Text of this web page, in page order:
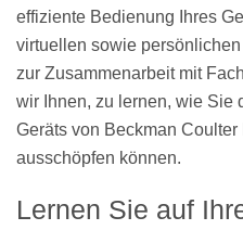
effiziente Bedienung Ihres
virtuellen sowie
zur Zusammenarbeit mit
wir Ihnen, zu lernen, wie Sie
Geräts von Beckman
ausschöpfen können.
Lernen Sie auf